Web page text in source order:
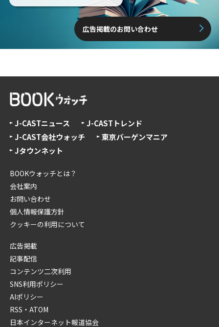
広告掲載のお問い合わせ
J-CASTニュース
J-CASTトレンド
J-CAST会社ウォッチ
東京バーゲンマニア
Jタウンネット
BOOKウォッチとは？
会社案内
お問い合わせ
個人情報保護方針
クッキーの利用について
広告掲載
記事配信
コンテンツ二次利用
SNS利用ポリシー
AIポリシー
RSS・ATOM
日本インターネット報道協会